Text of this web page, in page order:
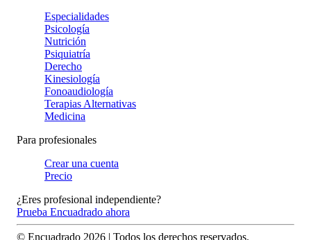
Especialidades
Psicología
Nutrición
Psiquiatría
Derecho
Kinesiología
Fonoaudiología
Terapias Alternativas
Medicina
Para profesionales
Crear una cuenta
Precio
¿Eres profesional independiente?
Prueba Encuadrado ahora
© Encuadrado 2026 | Todos los derechos reservados.